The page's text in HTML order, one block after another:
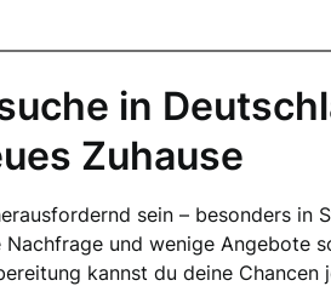
in
Zuhause
sein – besonders in
Nachfrage und wenige Angebote
kannst du deine Chancen